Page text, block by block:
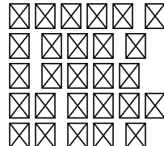
의팽창이나 수
축 여부는 암
흑 물질과는
다른 암흑에너
지에 의해 결
르면 사건의
지평선은 블랙
홀의 질량에
반비례하는 온
도를 가진 흑